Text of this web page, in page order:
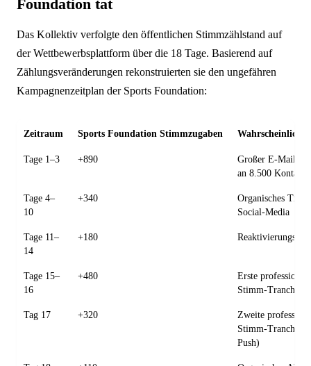
Foundation tat
Das Kollektiv verfolgte den öffentlichen Stimmzählstand auf
der Wettbewerbsplattform über die 18 Tage. Basierend auf
Zählungsveränderungen rekonstruierten sie den ungefähren
Kampagnenzeitplan der Sports Foundation:
Zeitraum Sports Foundation Stimmzugaben
Tage 1–3 +890
Großer E-Mail-
an 8.500 Kontakte
Tage 4–
10
+340
Organisches
Social-Media
Tage 11–
14
+180
Tage 15–
16
+480
Erste
Stimm-Tranche
Tag 17 +320
Zweite
Stimm-Tranche
Push)